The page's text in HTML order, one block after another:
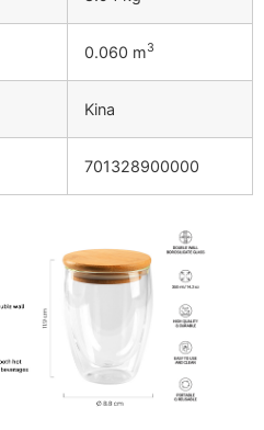
0.060 m3
Kina
701328900000